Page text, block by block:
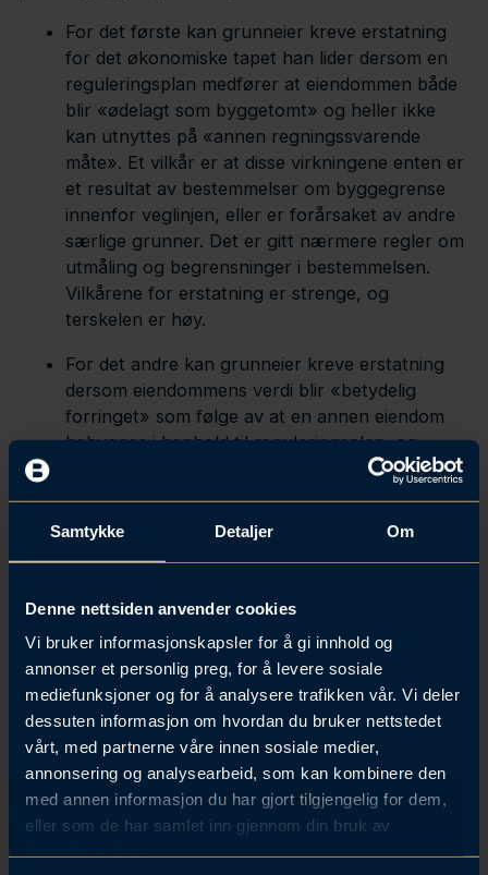
Samtykke Detaljer Om
Denne nettsiden anvender cookies
Vi bruker informasjonskapsler for å gi innhold og
annonser et personlig preg, for å levere sosiale
mediefunksjoner og for å analysere trafikken vår. Vi deler
dessuten informasjon om hvordan du bruker nettstedet
vårt, med partnerne våre innen sosiale medier,
annonsering og analysearbeid, som kan kombinere den
med annen informasjon du har gjort tilgjengelig for dem,
eller som de har samlet inn gjennom din bruk av
For det første kan grunneier kreve erstatning
for det økonomiske tapet han lider dersom en
reguleringsplan medfører at eiendommen både
blir «ødelagt som byggetomt» og heller ikke
kan utnyttes på «annen regningssvarende
måte». Et vilkår er at disse virkningene enten er
et resultat av bestemmelser om byggegrense
innenfor veglinjen, eller er forårsaket av andre
særlige grunner. Det er gitt nærmere regler om
utmåling og begrensninger i bestemmelsen.
Vilkårene for erstatning er strenge, og
terskelen er høy.
For det andre kan grunneier kreve erstatning
dersom eiendommens verdi blir «betydelig
forringet» som følge av at en annen eiendom
bebygges i henhold til reguleringsplan, og
planen gir denne eiendommen en «vesentlig
området. Erstatning kan som utgangspunkt
kreves overfor eieren av eiendommen som får
utmåling og begrensninger i bestemmelsen.
terskel for erstatning, og
årsakssammenhengen mellom utnyttelsen og
verdiforringelsen kan være krevende å bevise.
I tillegg er det av Høyesterett åpnet for erstatning
for «verdiløse prosjekteringsutgifter» ved endret
reguleringsplan. Her er det også strenge vilkår.
Utgiftene må være pådratt av byggherren i tillit til og
innenfor rammen av en «avsluttet regulering (…)